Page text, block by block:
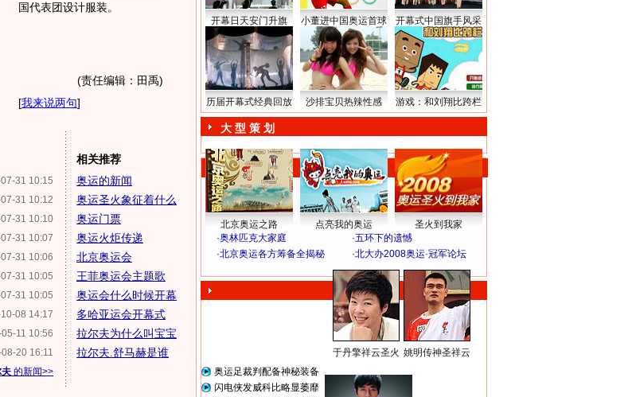
国代表团设计服装。
(责任编辑：田禹)
[我来说两句]
31 10:15
31 10:12
31 10:10
31 10:07
31 10:06
31 10:05
31 10:05
08 14:17
11 10:56
20 16:11
的新闻>>
相关推荐
奥运的新闻
奥运圣火象征着什么
奥运门票
奥运火炬传递
北京奥运会
王菲奥运会主题歌
奥运会什么时候开幕
多哈亚运会开幕式
拉尔夫为什么叫宝宝
拉尔夫.舒马赫是谁
开幕日天安门升旗 小董进中国奥运首球 开幕式中国旗手风采
历届开幕式经典回放 沙排宝贝热辣性感 游戏：和刘翔比跨栏
大 型 策 划
北京奥运之路 点亮我的奥运
圣火到我家
·奥林匹克大家庭 ·五环下的遗憾
·北京奥运各方筹备全揭秘 ·北大办2008奥运·冠军论坛
于丹擎祥云圣火 姚明传神圣祥云
奥运足裁判配备神秘装备
闪电侠发威科比略显萎靡